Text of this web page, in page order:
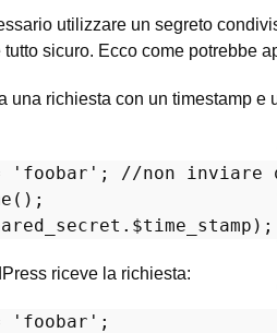
utilizzare un segreto
sicuro. Ecco come potrebbe
una richiesta con un timestamp
'foobar' ; //non inviare
. $time_stamp
riceve la richiesta:
'foobar'